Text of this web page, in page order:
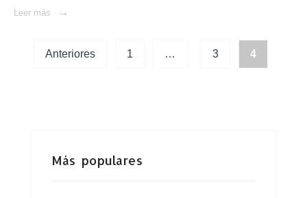
Leer más →
Anteriores 1 … 3 4
Más populares